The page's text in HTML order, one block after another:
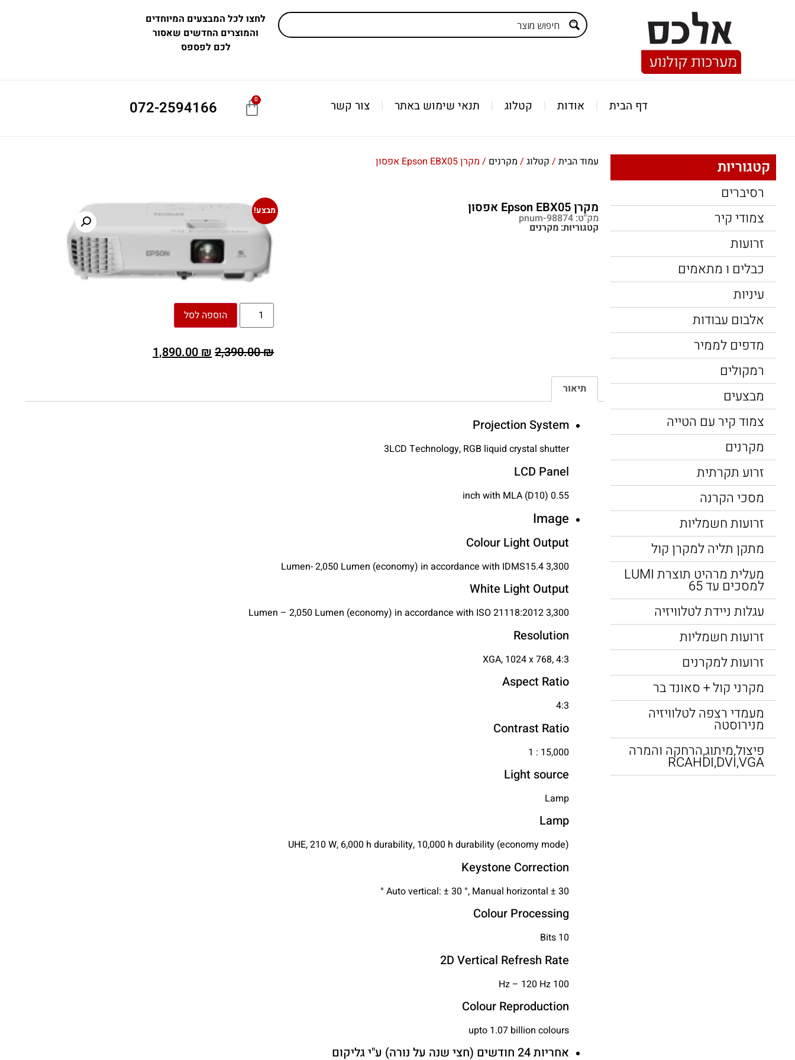
לחצו לכל המבצעים המיוחדים
והמוצרים החדשים שאסור
לכם לפספס
דף הבית אודות קטלוג תנאי שימוש באתר צור קשר 0
072-2594166
קטגוריות
רסיברים
צמודי קיר
זרועות
כבלים ו מתאמים
עיניות
אלבום עבודות
מדפים לממיר
רמקולים
מבצעים
צמוד קיר עם הטייה
מקרנים
זרוע תקרתית
מסכי הקרנה
זרועות חשמליות
מתקן תליה למקרן קול
מעלית מרהיט תוצרת LUMI
למסכים עד 65
עגלות ניידת לטלוויזיה
זרועות חשמליות
זרועות למקרנים
מקרני קול + סאונד בר
מעמדי רצפה לטלוויזיה
מנירוסטה
פיצול,מיתוג,הרחקה והמרה
RCAHDI,DVI,VGA
עמוד הבית / קטלוג / מקרנים / מקרן Epson EBX05 אפסון
מקרן Epson EBX05 אפסון
מק"ט: pnum-98874
קטגוריות: מקרנים
מבצע!
הוספה לסל
₪
2,390.00
₪
תיאור
Projection System
3LCD Technology, RGB liquid crystal shutter
LCD Panel
0.55 inch with MLA (D10)
Image
Colour Light Output
3,300 Lumen- 2,050 Lumen (economy) in accordance with IDMS15.4
White Light Output
3,300 Lumen – 2,050 Lumen (economy) in accordance with ISO 21118:2012
Resolution
XGA, 1024 x 768, 4:3
Aspect Ratio
4:3
Contrast Ratio
15,000 : 1
Light source
Lamp
Lamp
UHE, 210 W, 6,000 h durability, 10,000 h durability (economy mode)
Keystone Correction
Auto vertical: ± 30 °, Manual horizontal ± 30 °
Colour Processing
10 Bits
2D Vertical Refresh Rate
100 Hz – 120 Hz
Colour Reproduction
upto 1.07 billion colours
אחריות 24 חודשים (חצי שנה על נורה) ע"י גליקום